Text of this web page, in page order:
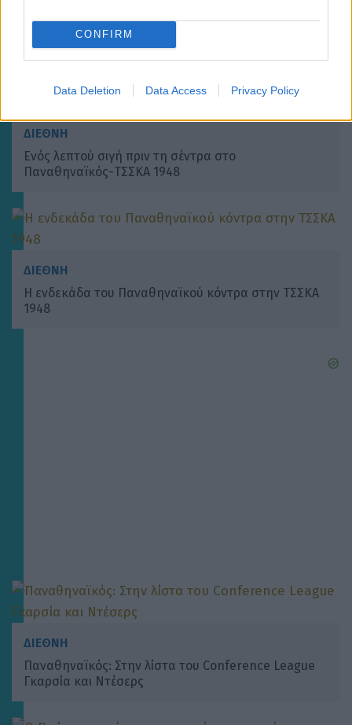
CONFIRM
Data Deletion Data Access Privacy Policy
Άνοιξε το σκορ ο Γιάγκουσιτς, 1-0 ο Παναθηναϊκός
την ΤΣΣΚΑ (VIDEO)
ΔΙΕΘΝΗ
Ενός λεπτού σιγή πριν τη σέντρα στο
Παναθηναϊκός-ΤΣΣΚΑ 1948
ΔΙΕΘΝΗ
Η ενδεκάδα του Παναθηναϊκού κόντρα στην ΤΣΣΚΑ
1948
ΔΙΕΘΝΗ
Παναθηναϊκός: Στην λίστα του Conference League
Γκαρσία και Ντέσερς